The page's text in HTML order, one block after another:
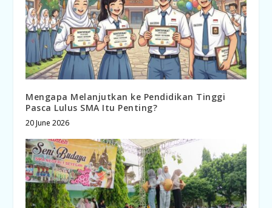
Mengapa Melanjutkan ke Pendidikan Tinggi
Pasca Lulus SMA Itu Penting?
20 June 2026